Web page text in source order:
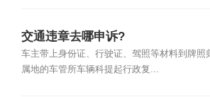
交通违章去哪申诉?
车主带上身份证、行驶证、驾照等材料到牌照
属地的车管所车辆科提起行政复...